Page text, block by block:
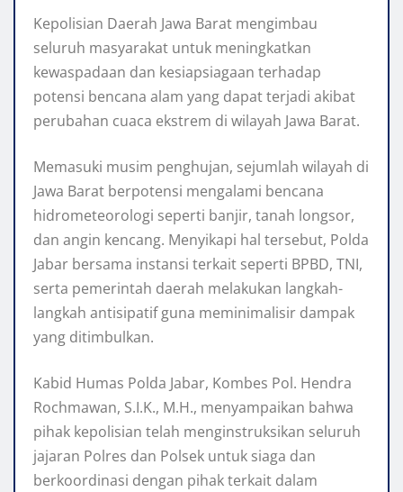
Kepolisian Daerah Jawa Barat mengimbau
seluruh masyarakat untuk meningkatkan
kewaspadaan dan kesiapsiagaan terhadap
potensi bencana alam yang dapat terjadi akibat
perubahan cuaca ekstrem di wilayah Jawa Barat.
Memasuki musim penghujan, sejumlah wilayah di
Jawa Barat berpotensi mengalami bencana
hidrometeorologi seperti banjir, tanah longsor,
dan angin kencang. Menyikapi hal tersebut, Polda
Jabar bersama instansi terkait seperti BPBD, TNI,
serta pemerintah daerah melakukan langkah-
langkah antisipatif guna meminimalisir dampak
yang ditimbulkan.
Kabid Humas Polda Jabar, Kombes Pol. Hendra
Rochmawan, S.I.K., M.H., menyampaikan bahwa
pihak kepolisian telah menginstruksikan seluruh
jajaran Polres dan Polsek untuk siaga dan
berkoordinasi dengan pihak terkait dalam